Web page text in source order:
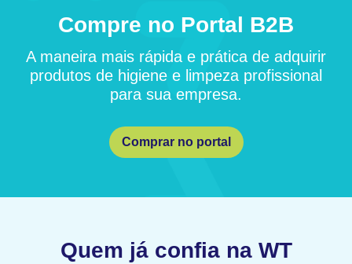
Compre no Portal B2B
A maneira mais rápida e prática de adquirir
produtos de higiene e limpeza profissional
para sua empresa.
Comprar no portal
Quem já confia na WT